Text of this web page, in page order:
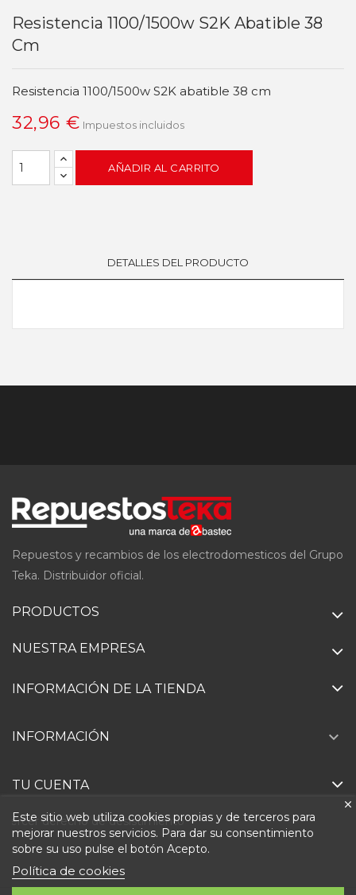
Resistencia 1100/1500w S2K Abatible 38
Cm
Resistencia 1100/1500w S2K abatible 38 cm
32,96 € Impuestos incluidos
AÑADIR AL CARRITO
DETALLES DEL PRODUCTO
Repuestos y recambios de los electrodomesticos del Grupo
Teka. Distribuidor oficial.
PRODUCTOS
NUESTRA EMPRESA
INFORMACIÓN DE LA TIENDA
Este sitio web utiliza cookies propias y de terceros para
mejorar nuestros servicios. Para dar su consentimiento
sobre su uso pulse el botón Acepto.
Política de cookies
INFORMACIÓN 
TU CUENTA
Ejercer derecho de desistimiento